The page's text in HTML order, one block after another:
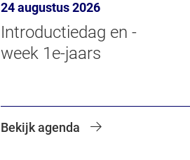
24 augustus 2026
Introductiedag en -
week 1e-jaars
Bekijk agenda